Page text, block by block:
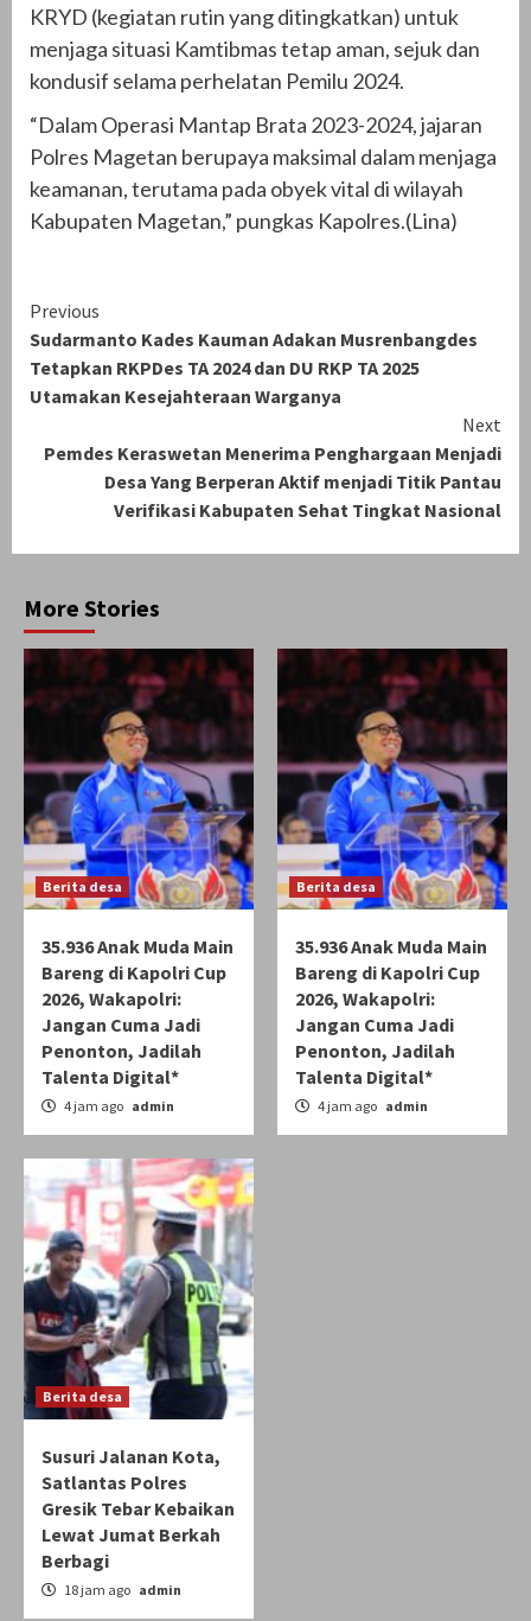
KRYD (kegiatan rutin yang ditingkatkan) untuk
menjaga situasi Kamtibmas tetap aman, sejuk dan
kondusif selama perhelatan Pemilu 2024.
“Dalam Operasi Mantap Brata 2023-2024, jajaran
Polres Magetan berupaya maksimal dalam menjaga
keamanan, terutama pada obyek vital di wilayah
Kabupaten Magetan,” pungkas Kapolres.(Lina)
Continue
Reading
Previous
Sudarmanto Kades Kauman Adakan Musrenbangdes
Tetapkan RKPDes TA 2024 dan DU RKP TA 2025
Utamakan Kesejahteraan Warganya
Next
Pemdes Keraswetan Menerima Penghargaan Menjadi
Desa Yang Berperan Aktif menjadi Titik Pantau
Verifikasi Kabupaten Sehat Tingkat Nasional
More Stories
Berita desa
35.936 Anak Muda Main
Bareng di Kapolri Cup
2026, Wakapolri:
Jangan Cuma Jadi
Penonton, Jadilah
Talenta Digital*
4 jam ago admin
Berita desa
35.936 Anak Muda Main
Bareng di Kapolri Cup
2026, Wakapolri:
Jangan Cuma Jadi
Penonton, Jadilah
Talenta Digital*
4 jam ago admin
Berita desa
Susuri Jalanan Kota,
Satlantas Polres
Gresik Tebar Kebaikan
Lewat Jumat Berkah
Berbagi
18 jam ago admin